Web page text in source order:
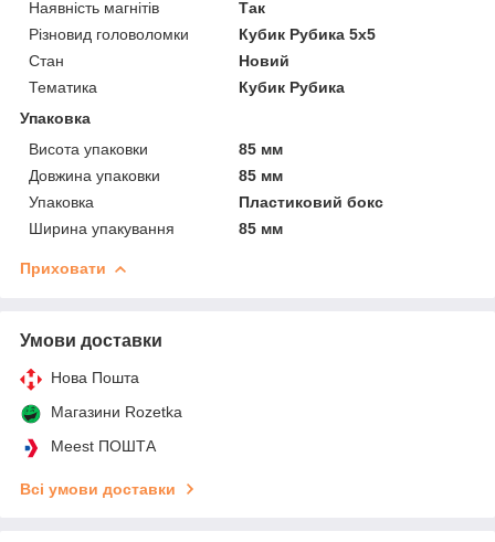
Наявність магнітів
Так
Різновид головоломки
Кубик Рубика 5x5
Стан
Новий
Тематика
Кубик Рубика
Упаковка
Висота упаковки
85 мм
Довжина упаковки
85 мм
Упаковка
Пластиковий бокс
Ширина упакування
85 мм
Приховати
Умови доставки
Нова Пошта
Магазини Rozetka
Meest ПОШТА
Всі умови доставки